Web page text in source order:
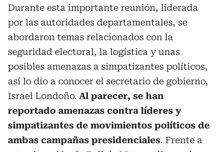
Durante esta importante reunión, liderada
por las autoridades departamentales, se
abordaron temas relacionados con la
seguridad electoral, la logística y unas
posibles amenazas a simpatizantes políticos,
así lo dio a conocer el secretario de gobierno,
Israel Londoño. Al parecer, se han
reportado amenazas contra líderes y
simpatizantes de movimientos políticos de
ambas campañas presidenciales. Frente a